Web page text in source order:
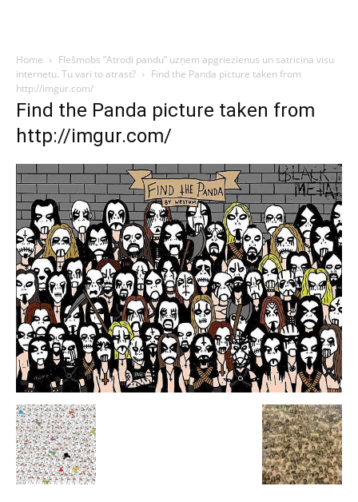
Home
Flešmobs ”Atrodi pandu” uzņem apgriezienus un satricina visu
internetu. Tu vari to atrast?
Find the Panda picture taken from
http://imgur.com/
Find the Panda picture taken from
http://imgur.com/